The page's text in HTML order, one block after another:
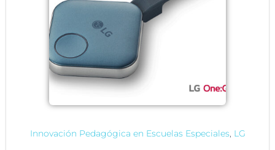
Innovación Pedagógica en Escuelas Especiales, LG